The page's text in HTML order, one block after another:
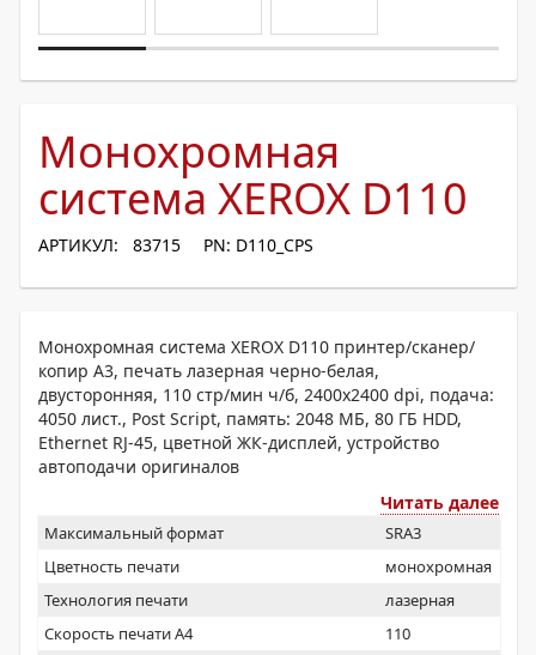
Монохромная
система XEROX D110
АРТИКУЛ: 83715 PN: D110_CPS
Монохромная система XEROX D110 принтер/сканер/
копир A3, печать лазерная черно-белая,
двусторонняя, 110 стр/мин ч/б, 2400x2400 dpi, подача:
4050 лист., Post Script, память: 2048 МБ, 80 ГБ HDD,
Ethernet RJ-45, цветной ЖК-дисплей, устройство
автоподачи оригиналов
Читать далее
Максимальный формат
SRA3
Цветность печати
монохромная
Технология печати
лазерная
Скорость печати А4
110